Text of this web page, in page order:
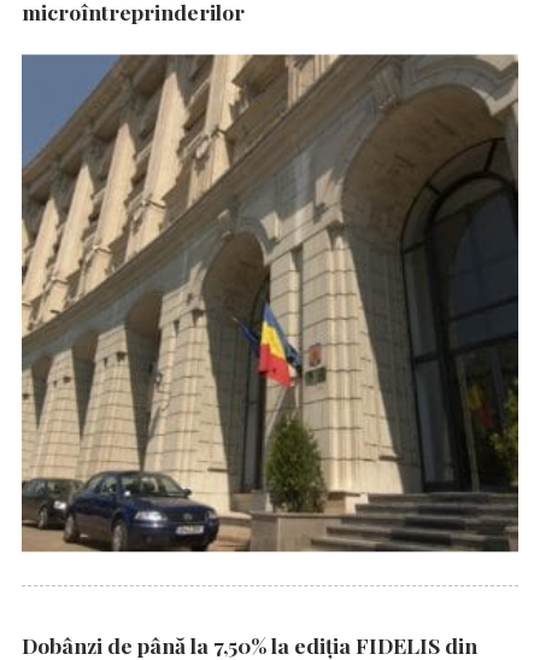
microîntreprinderilor
Dobânzi de până la 7,50% la ediția FIDELIS din